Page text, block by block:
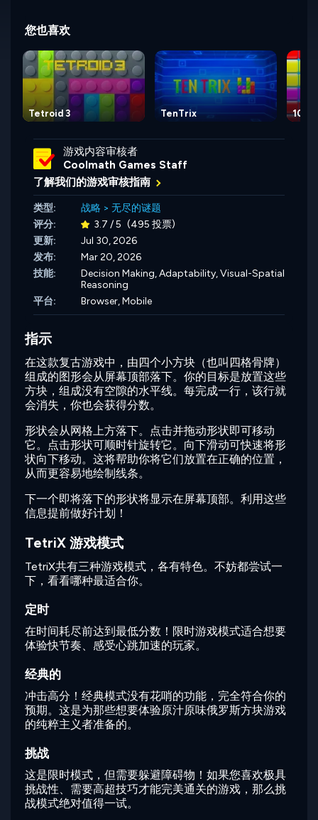
您也喜欢
Tetroid 3 TenTrix 10x10
游戏内容审核者
Coolmath Games Staff
了解我们的游戏审核指南
类型: 战略 > 无尽的谜题
评分:
3.7 / 5 (495 投票)
更新:
Jul 30, 2026
发布:
Mar 20, 2026
技能:
Decision Making,Adaptability,Visual-Spatial
Reasoning
平台:
Browser, Mobile
指示
在这款复古游戏中，由四个小方块（也叫四格骨牌）
组成的图形会从屏幕顶部落下。你的目标是放置这些
方块，组成没有空隙的水平线。每完成一行，该行就
会消失，你也会获得分数。
形状会从网格上方落下。点击并拖动形状即可移动
它。点击形状可顺时针旋转它。向下滑动可快速将形
状向下移动。这将帮助你将它们放置在正确的位置，
从而更容易地绘制线条。
下一个即将落下的形状将显示在屏幕顶部。利用这些
信息提前做好计划！
TetriX 游戏模式
TetriX共有三种游戏模式，各有特色。不妨都尝试一
下，看看哪种最适合你。
定时
在时间耗尽前达到最低分数！限时游戏模式适合想要
体验快节奏、感受心跳加速的玩家。
经典的
冲击高分！经典模式没有花哨的功能，完全符合你的
预期。这是为那些想要体验原汁原味俄罗斯方块游戏
的纯粹主义者准备的。
挑战
这是限时模式，但需要躲避障碍物！如果您喜欢极具
挑战性、需要高超技巧才能完美通关的游戏，那么挑
战模式绝对值得一试。